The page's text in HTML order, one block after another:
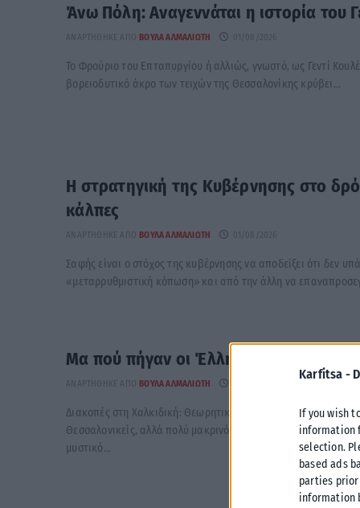
Karfitsa -
If you wish
information
selection.
based ads
parties
information
Άνω Πόλη: Αναγεννάται η ιστορία του
ΑΝΑΡΤΉΘΗΚΕ ΑΠΌ ΒΟΎΛΑ ΑΛΜΑΛΙΏΤΗ 01/08/2026
Το Φρούριο του Επταπυργίου ή αλλιώς, γνωστό, ως Γεντί
βορειοδυτικό άκρο των τειχών της Θεσσαλονίκης κρύβει...
Η στρατηγική της Κυβέρνησης στο
κάλπες
ΑΝΑΡΤΉΘΗΚΕ ΑΠΌ ΒΟΎΛΑ ΑΛΜΑΛΙΏΤΗ 01/08/2026
Σαφής είναι ο στόχος της κυβέρνησης να αποδείξει ότι δεν
«μεταρρυθμιστική κόπωση» και από την άλλη να
Μα πού πήγαν οι Έλληνες;
ΒΟΎΛΑ ΑΛΜΑΛΙΏΤΗ
Διακοπές στη Χαλκιδική: Θεωρητικά ένας κοντινός
Θεσσαλονικείς, αλλά πολύ μακρινός στην πραγματικότητα.
μυστικό...